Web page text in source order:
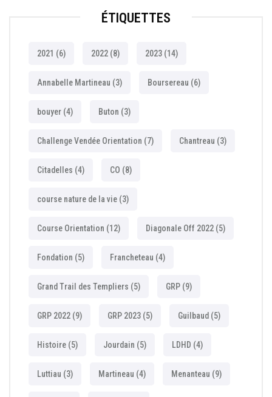
ÉTIQUETTES
2021 (6) 2022 (8) 2023 (14)
Annabelle Martineau (3) Boursereau (6)
bouyer (4) Buton (3)
Challenge Vendée Orientation (7) Chantreau (3)
Citadelles (4) CO (8)
course nature de la vie (3)
Course Orientation (12) Diagonale Off 2022 (5)
Fondation (5) Francheteau (4)
Grand Trail des Templiers (5) GRP (9)
GRP 2022 (9) GRP 2023 (5) Guilbaud (5)
Histoire (5) Jourdain (5) LDHD (4)
Luttiau (3) Martineau (4) Menanteau (9)